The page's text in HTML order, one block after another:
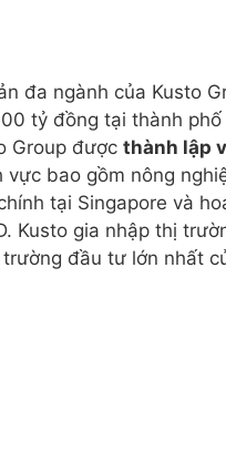
đa ngành của Kusto
tỷ đồng tại thành
Group được thành lập
bao gồm nông
tại Singapore và
Kusto gia nhập thị
đầu tư lớn nhất